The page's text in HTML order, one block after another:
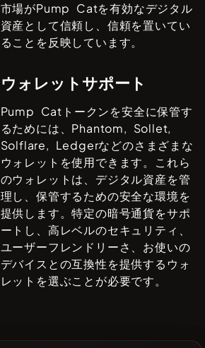
市場がPump Catを有効なデジタル
資産として信頼し、信頼を置いてい
ることを反映しています。
ウォレットサポート
Pump Cat トークンを安全に保管す
るためには、 Phantom, Sollet,
Solflare, Ledgerなどのさまざまな
ウォレットを使用できます。これら
のウォレットは、デジタル資産を管
理し、保管するための安全な環境を
提供します。特定の暗号通貨をサポ
ートし、高レベルのセキュリティ、
ユーザーフレンドリーさ、お使いの
デバイスとの互換性を提供するウォ
レットを選ぶことが必要です。